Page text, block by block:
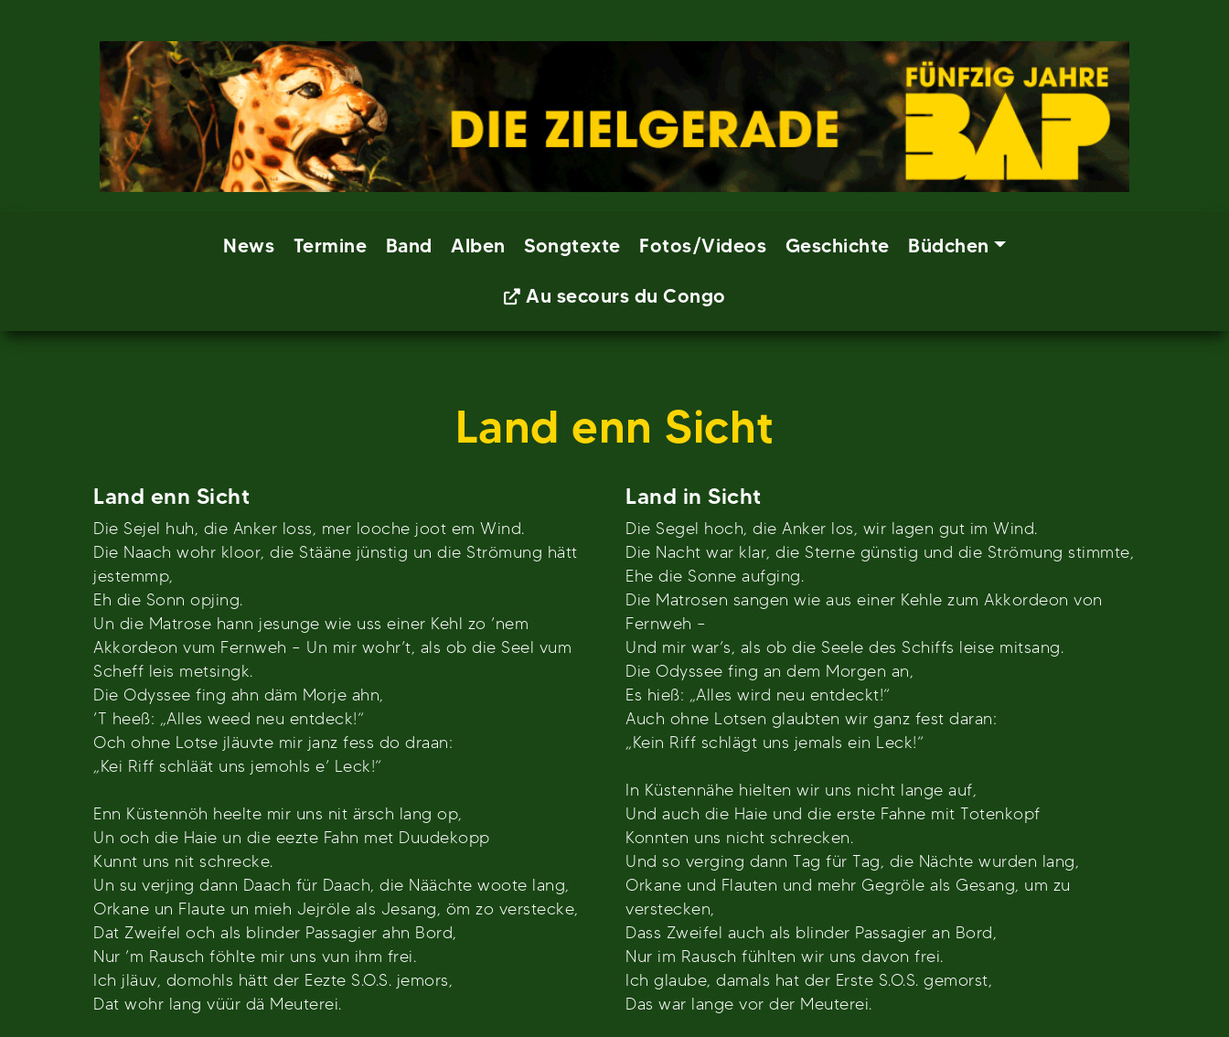
News Termine Band Alben Songtexte Fotos/Videos Geschichte Büdchen
Au secours du Congo
Land enn Sicht
Land enn Sicht
Die Sejel huh, die Anker loss, mer looche joot em Wind.
Die Naach wohr kloor, die Stääne jünstig un die Strömung hätt
jestemmp,
Eh die Sonn opjing.
Un die Matrose hann jesunge wie uss einer Kehl zo ’nem
Akkordeon vum Fernweh – Un mir wohr’t, als ob die Seel vum
Scheff leis metsingk.
Die Odyssee fing ahn däm Morje ahn,
’T heeß: „Alles weed neu entdeck!“
Och ohne Lotse jläuvte mir janz fess do draan:
„Kei Riff schläät uns jemohls e’ Leck!“
Enn Küstennöh heelte mir uns nit ärsch lang op,
Un och die Haie un die eezte Fahn met Duudekopp
Kunnt uns nit schrecke.
Un su verjing dann Daach für Daach, die Näächte woote lang,
Orkane un Flaute un mieh Jejröle als Jesang, öm zo verstecke,
Dat Zweifel och als blinder Passagier ahn Bord,
Nur ’m Rausch föhlte mir uns vun ihm frei.
Ich jläuv, domohls hätt der Eezte S.O.S. jemors,
Dat wohr lang vüür dä Meuterei.
Land in Sicht
Die Segel hoch, die Anker los, wir lagen gut im Wind.
Die Nacht war klar, die Sterne günstig und die Strömung stimmte,
Ehe die Sonne aufging.
Die Matrosen sangen wie aus einer Kehle zum Akkordeon von
Fernweh –
Und mir war’s, als ob die Seele des Schiffs leise mitsang.
Die Odyssee fing an dem Morgen an,
Es hieß: „Alles wird neu entdeckt!“
Auch ohne Lotsen glaubten wir ganz fest daran:
„Kein Riff schlägt uns jemals ein Leck!“
In Küstennähe hielten wir uns nicht lange auf,
Und auch die Haie und die erste Fahne mit Totenkopf
Konnten uns nicht schrecken.
Und so verging dann Tag für Tag, die Nächte wurden lang,
Orkane und Flauten und mehr Gegröle als Gesang, um zu
verstecken,
Dass Zweifel auch als blinder Passagier an Bord,
Nur im Rausch fühlten wir uns davon frei.
Ich glaube, damals hat der Erste S.O.S. gemorst,
Das war lange vor der Meuterei.